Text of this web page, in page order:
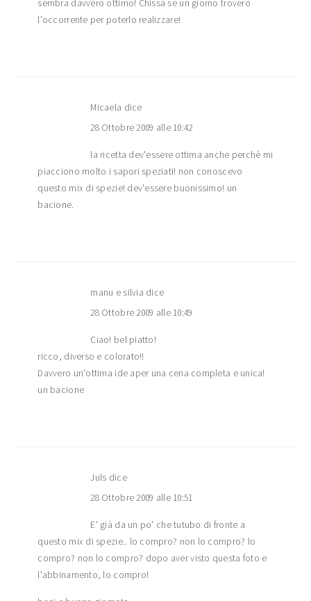
sembra davvero ottimo! Chissà se un giorno troverò
l'occorrente per poterlo realizzare!
Micaela dice
28 Ottobre 2009 alle 10:42
la ricetta dev'essere ottima anche perchè mi
piacciono molto i sapori speziati! non conoscevo
questo mix di spezie! dev'essere buonissimo! un
bacione.
manu e silvia dice
28 Ottobre 2009 alle 10:49
Ciao! bel piatto!
ricco, diverso e colorato!!
Davvero un'ottima ide aper una cena completa e unica!
un bacione
Juls dice
28 Ottobre 2009 alle 10:51
E' già da un po' che tutubo di fronte a
questo mix di spezie.. lo compro? non lo compro? lo
compro? non lo compro? dopo aver visto questa foto e
l'abbinamento, lo compro!